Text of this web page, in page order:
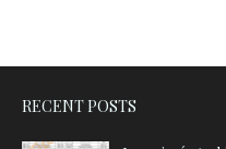
RECENT POSTS